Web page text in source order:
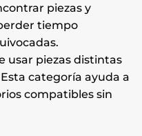
piezas y
tiempo
usar piezas distintas
categoría ayuda a
compatibles sin